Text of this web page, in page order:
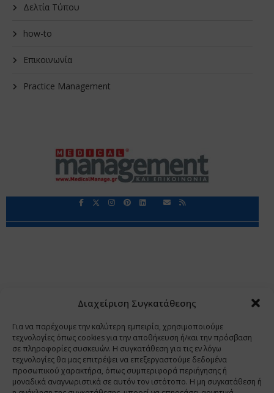
Διαχείριση Συγκατάθεσης
Για να παρέχουμε την καλύτερη εμπειρία, χρησιμοποιούμε
τεχνολογίες όπως cookies για την αποθήκευση ή/και την πρόσβαση
σε πληροφορίες συσκευών. Η συγκατάθεση για τις εν λόγω
τεχνολογίες θα μας επιτρέψει να επεξεργαστούμε δεδομένα
προσωπικού χαρακτήρα, όπως συμπεριφορά περιήγησης ή
μοναδικά αναγνωριστικά σε αυτόν τον ιστότοπο. Η μη συγκατάθεση ή
Δελτία Τύπου
how-to
Επικοινωνία
Practice Management
Copyright 2009 - 2026 © Χαραμή Α.Ε.
www.PharmaManage.gr • www.HealthExpo.gr • www.YO.gr
•
www.GreekShares.com • www.eLearning-